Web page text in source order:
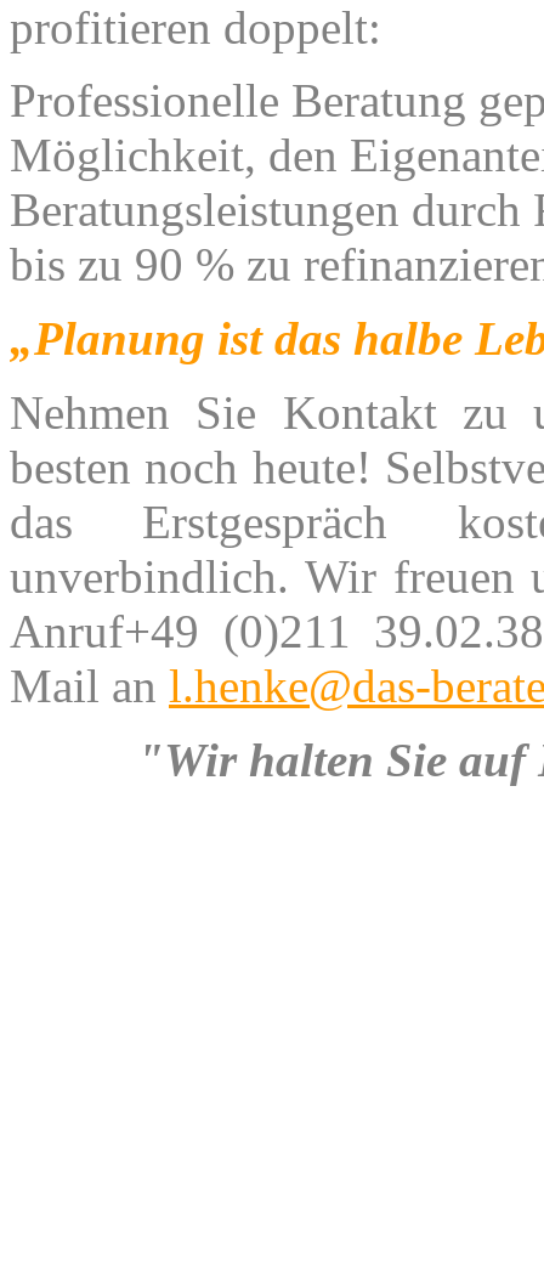
profitieren doppelt:
Professionelle Beratung
Möglichkeit, den
Beratungsleistungen durch
bis zu 90 % zu
„Planung ist das halbe
Nehmen Sie Kontakt zu
besten noch heute!
das Erstgespräch
unverbindlich. Wir freuen
Anruf+49 (0)211
Mail an l.henke@das-
"Wir halten Sie